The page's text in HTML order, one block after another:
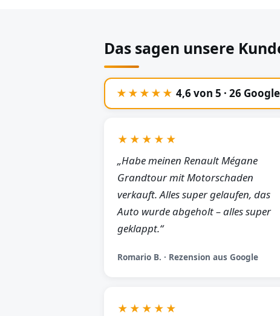
Das sagen unsere
★★★★★ 4,6 von 5 · 26
★★★★★
„Habe meinen Renault Mégane
Grandtour mit Motorschaden
verkauft. Alles super gelaufen, das
Auto wurde abgeholt – alles super
geklappt.“
Romario B. · Rezension aus Google
★★★★★